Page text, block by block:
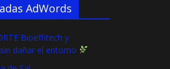
AdWords
Bioeffitech y
dañar el entorno